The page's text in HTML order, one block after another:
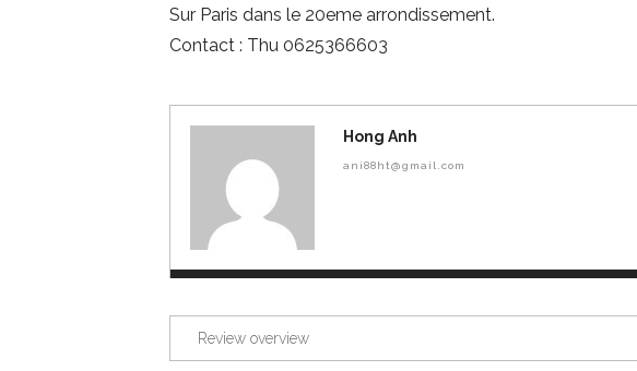
Sur Paris dans le 20eme arrondissement.
Contact : Thu 0625366603
Hong Anh
ani88ht@gmail.com
Review overview